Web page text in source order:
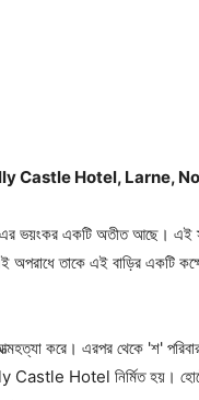
Castle Hotel,
এর ভয়ংকর একটি অতীত আছে।
তাকে এই বাড়ির একটি
করে। এরপর থেকে 'শ'
Castle Hotel নির্মিত হয়।